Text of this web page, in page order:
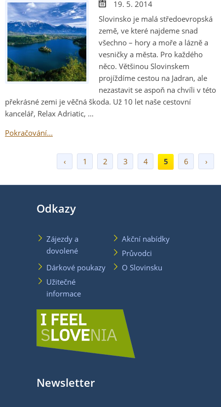
19. 5. 2014
Slovinsko je malá středoevropská
země, ve které najdeme snad
všechno – hory a moře a lázně a
vesničky a města. Pro každého
něco. Většinou Slovinskem
projíždíme cestou na Jadran, ale
nezastavit se aspoň na chvíli v této
překrásné zemi je věčná škoda. Už 10 let naše cestovní
kancelář, Relax Adriatic, …
Pokračování...
‹ 1 2 3 4 5 6 ›
Odkazy
Zájezdy a
dovolené
Akční nabídky
Průvodci
Dárkové poukazy
O Slovinsku
Užitečné
informace
Newsletter